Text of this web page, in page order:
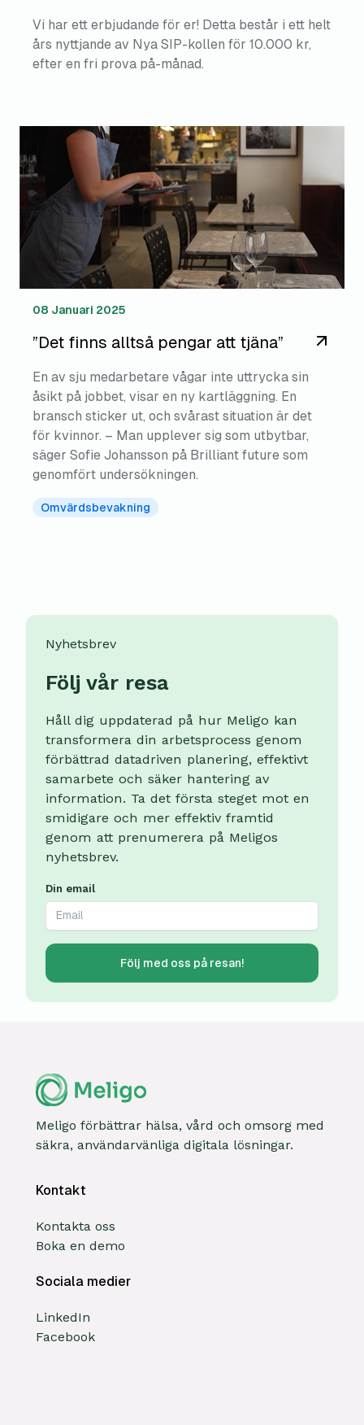
Vi har ett erbjudande för er! Detta består i ett helt
års nyttjande av Nya SIP-kollen för 10.000 kr,
efter en fri prova på-månad.
08 Januari 2025
”Det finns alltså pengar att tjäna”
En av sju medarbetare vågar inte uttrycka sin
åsikt på jobbet, visar en ny kartläggning. En
bransch sticker ut, och svårast situation är det
för kvinnor. – Man upplever sig som utbytbar,
säger Sofie Johansson på Brilliant future som
genomfört undersökningen.
Omvärdsbevakning
Nyhetsbrev
Följ vår resa
Håll dig uppdaterad på hur Meligo kan
transformera din arbetsprocess genom
förbättrad datadriven planering, effektivt
samarbete och säker hantering av
information. Ta det första steget mot en
smidigare och mer effektiv framtid
genom att prenumerera på Meligos
nyhetsbrev.
Din email
Följ med oss på resan!
Meligo förbättrar hälsa, vård och omsorg med
säkra, användarvänliga digitala lösningar.
Kontakt
Kontakta oss
Boka en demo
Sociala medier
LinkedIn
Facebook